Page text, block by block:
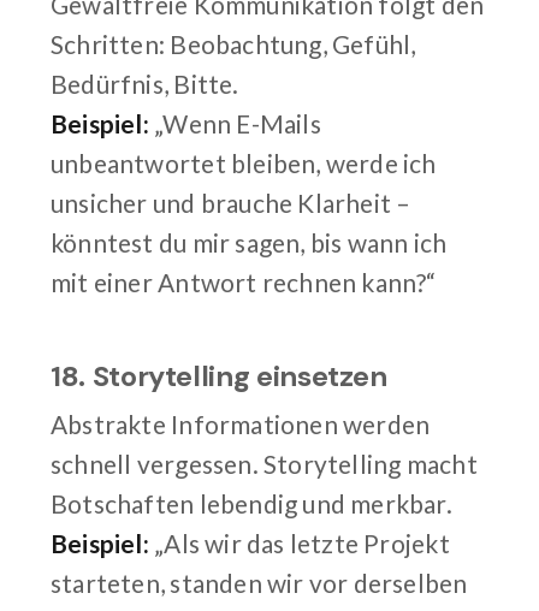
Schritten: Beobachtung, Gefühl,
Bedürfnis, Bitte.
Beispiel: „Wenn E-Mails
unbeantwortet bleiben, werde ich
unsicher und brauche Klarheit –
könntest du mir sagen, bis wann ich
mit einer Antwort rechnen kann?“
18. Storytelling einsetzen
Abstrakte Informationen werden
schnell vergessen. Storytelling macht
Botschaften lebendig und merkbar.
Beispiel: „Als wir das letzte Projekt
starteten, standen wir vor derselben